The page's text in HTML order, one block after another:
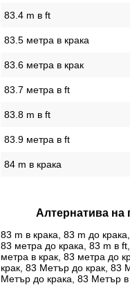
83.4 m в ft
83.5 метра в крака
83.6 метра в крак
83.7 метра в ft
83.8 m в ft
83.9 метра в ft
84 m в крака
Алтернатива на
83 m в крака, 83 m до
83 метра до крака, 83 m в
метра в крак, 83 метра до
крак, 83 Метър до крак, 83
Метър до крака, 83 Метър